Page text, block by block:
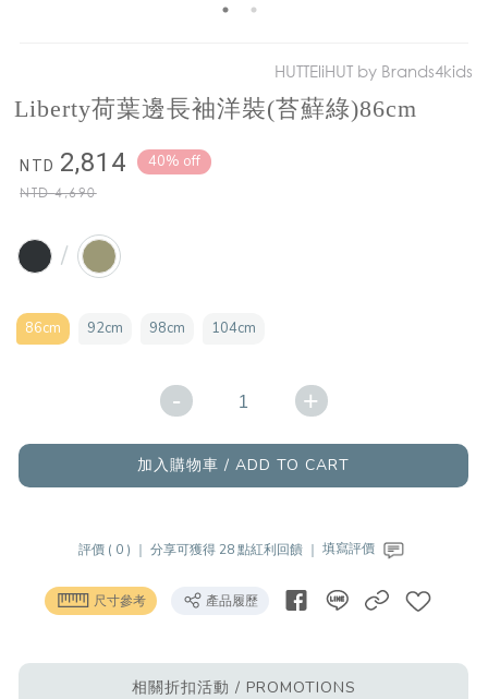
HUTTEliHUT by Brands4kids
Liberty荷葉邊長袖洋裝(苔蘚綠)86cm
NTD 2,814
NTD4,690
40% off
/
86cm 92cm 98cm 104cm
- +
加入購物車 / ADD TO CART
評價 ( 0 ) ｜分享可獲得 28 點紅利回饋 ｜填寫評價
尺寸參考 產品履歷
相關折扣活動 / PROMOTIONS